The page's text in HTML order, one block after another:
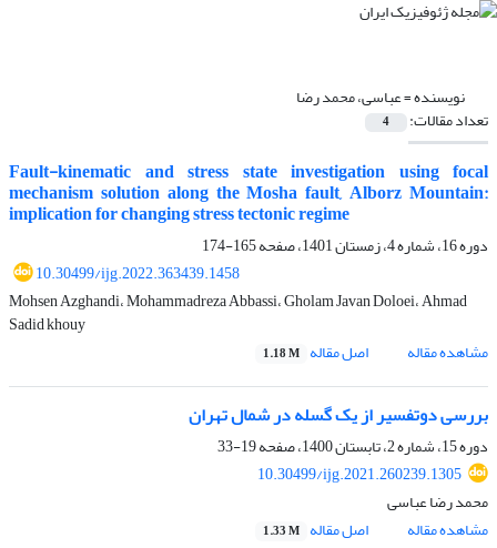
نویسنده =عباسی، محمد رضا
تعداد مقالات: 4
Fault-kinematic and stress state investigation using focal
mechanism solution along the Mosha fault, Alborz Mountain:
implication for changing stress tectonic regime
دوره 16، شماره 4، زمستان 1401، صفحه
165-174
10.30499/ijg.2022.363439.1458
Mohsen Azghandi، Mohammadreza Abbassi، Gholam Javan Doloei، Ahmad
Sadid khouy
مشاهده مقاله
اصل مقاله 1.18 M
بررسی دوتفسیر از یک گسله در شمال تهران
دوره 15، شماره 2، تابستان 1400، صفحه
19-33
10.30499/ijg.2021.260239.1305
محمد رضا عباسی
مشاهده مقاله
اصل مقاله 1.33 M